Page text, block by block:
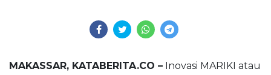
MAKASSAR, KATABERITA.CO – Inovasi MARIKI atau